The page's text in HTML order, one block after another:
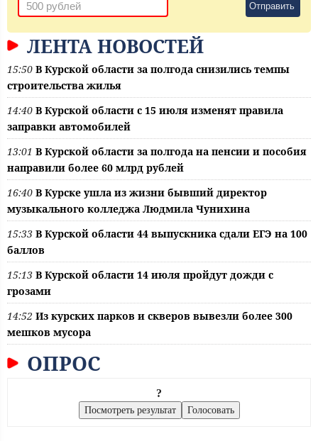
Отправить
ЛЕНТА НОВОСТЕЙ
15:50 В Курской области за полгода снизились темпы
строительства жилья
14:40 В Курской области с 15 июля изменят правила
заправки автомобилей
13:01 В Курской области за полгода на пенсии и пособия
направили более 60 млрд рублей
16:40 В Курске ушла из жизни бывший директор
музыкального колледжа Людмила Чунихина
15:33 В Курской области 44 выпускника сдали ЕГЭ на 100
баллов
15:13 В Курской области 14 июля пройдут дожди с
грозами
14:52 Из курских парков и скверов вывезли более 300
мешков мусора
ОПРОС
?